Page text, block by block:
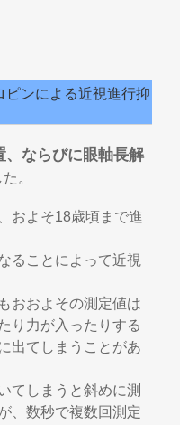
ピンによる近視進行抑
、ならびに眼軸長解
。
およそ18歳頃まで進
ることによって近視
おおよその測定値は
り力が入ったりする
出てしまうことがあ
てしまうと斜めに測
、数秒で複数回測定